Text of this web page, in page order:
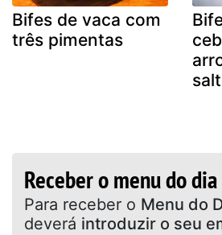
Bifes de vaca com
três pimentas
Receber o menu do dia
Para receber o Menu do
deverá introduzir o seu